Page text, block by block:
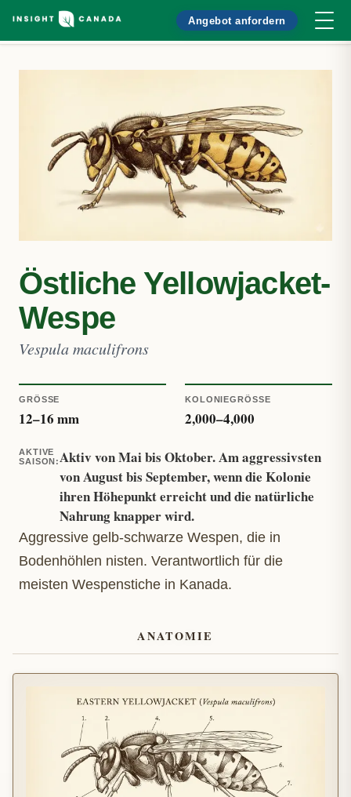
Angebot anfordern
Östliche Yellowjacket-
Wespe
Vespula maculifrons
GRÖSSE
12–16 mm
KOLONIEGRÖSSE
2,000–4,000
AKTIVE
SAISON:Aktiv von Mai bis Oktober. Am aggressivsten
von August bis September, wenn die Kolonie
ihren Höhepunkt erreicht und die natürliche
Nahrung knapper wird.
Aggressive gelb-schwarze Wespen, die in
Bodenhöhlen nisten. Verantwortlich für die
meisten Wespenstiche in Kanada.
ANATOMIE